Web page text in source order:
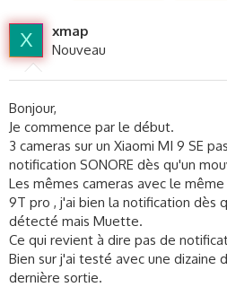
r
d
e
l
d
s
c
u
s
s
i
o
n
e
é
b
X
xmap
Nouveau
Bonjour,
Je commence par le début.
3 cameras sur un Xiaomi MI 9 SE
notification SONORE dès qu'un
Les mêmes cameras avec le
9T pro , j'ai bien la notification dès
détecté mais Muette.
Ce qui revient à dire pas de
Bien sur j'ai testé avec une dizaine
dernière sortie.